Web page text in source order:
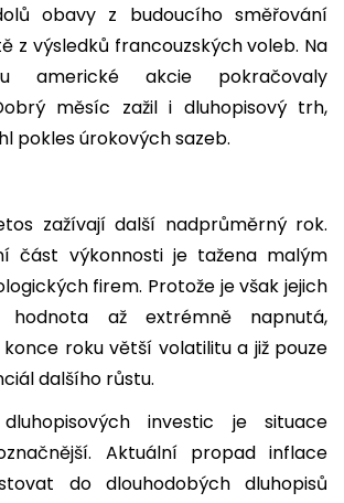
obavy z budoucího směřování
z výsledků francouzských voleb. Na
americké akcie pokračovaly
měsíc zažil i dluhopisový trh,
pokles úrokových sazeb.
zažívají další nadprůměrný rok.
část výkonnosti je tažena malým
firem. Protože je však jejich
hodnota až extrémně napnutá,
roku větší volatilitu a již pouze
dalšího růstu.
investic je situace
Aktuální propad inflace
do dlouhodobých dluhopisů